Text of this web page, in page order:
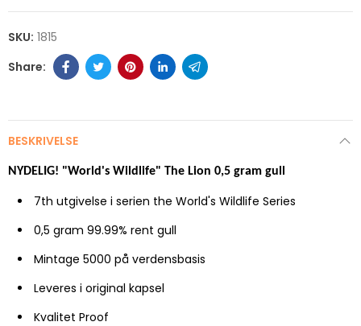
SKU: 1815
BESKRIVELSE
NYDELIG! "World's Wildlife" The Lion 0,5 gram gull
7th utgivelse i serien the World's Wildlife Series
0,5 gram 99.99% rent gull
Mintage 5000 på verdensbasis
Leveres i original kapsel
Kvalitet Proof